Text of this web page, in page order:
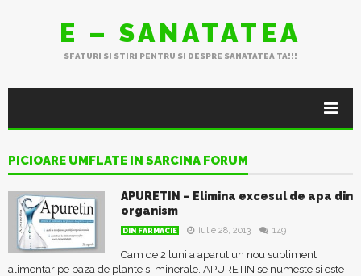
E – SANATATEA
SFATURI SI STIRI PENTRU SI DESPRE SANATATEA TA!!!
PICIOARE UMFLATE IN SARCINA FORUM
APURETIN – Elimina excesul de apa din
organism
DIN FARMACIE iulie 28, 2013 149
Cam de 2 luni a aparut un nou supliment
alimentar pe baza de plante si minerale. APURETIN se numeste si este